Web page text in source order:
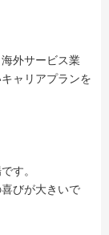
外サービス業
ャリアプランを
す。
びが大きいで